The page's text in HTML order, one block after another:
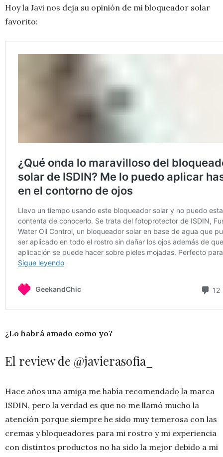
Hoy la Javi nos deja su opinión de mi bloqueador solar
favorito:
¿Lo habrá amado como yo?
El review de @javierasofia_
Hace años una amiga me había recomendado la marca
ISDIN, pero la verdad es que no me llamó mucho la
atención porque siempre he sido muy temerosa con las
cremas y bloqueadores para mi rostro y mi experiencia
con distintos productos no ha sido la mejor debido a mi